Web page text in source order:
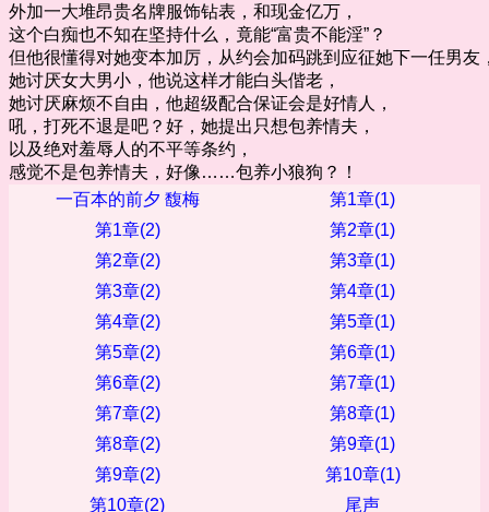
外加一大堆昂贵名牌服饰钻表，和现金亿万，
这个白痴也不知在坚持什么，竟能“富贵不能淫”？
但他很懂得对她变本加厉，从约会加码跳到应征她下一任男友
她讨厌女大男小，他说这样才能白头偕老，
她讨厌麻烦不自由，他超级配合保证会是好情人，
吼，打死不退是吧？好，她提出只想包养情夫，
以及绝对羞辱人的不平等条约，
感觉不是包养情夫，好像……包养小狼狗？！
一百本的前夕 馥梅
第1章(1)
第1章(2)
第2章(1)
第2章(2)
第3章(1)
第3章(2)
第4章(1)
第4章(2)
第5章(1)
第5章(2)
第6章(1)
第6章(2)
第7章(1)
第7章(2)
第8章(1)
第8章(2)
第9章(1)
第9章(2)
第10章(1)
第10章(2)
尾声